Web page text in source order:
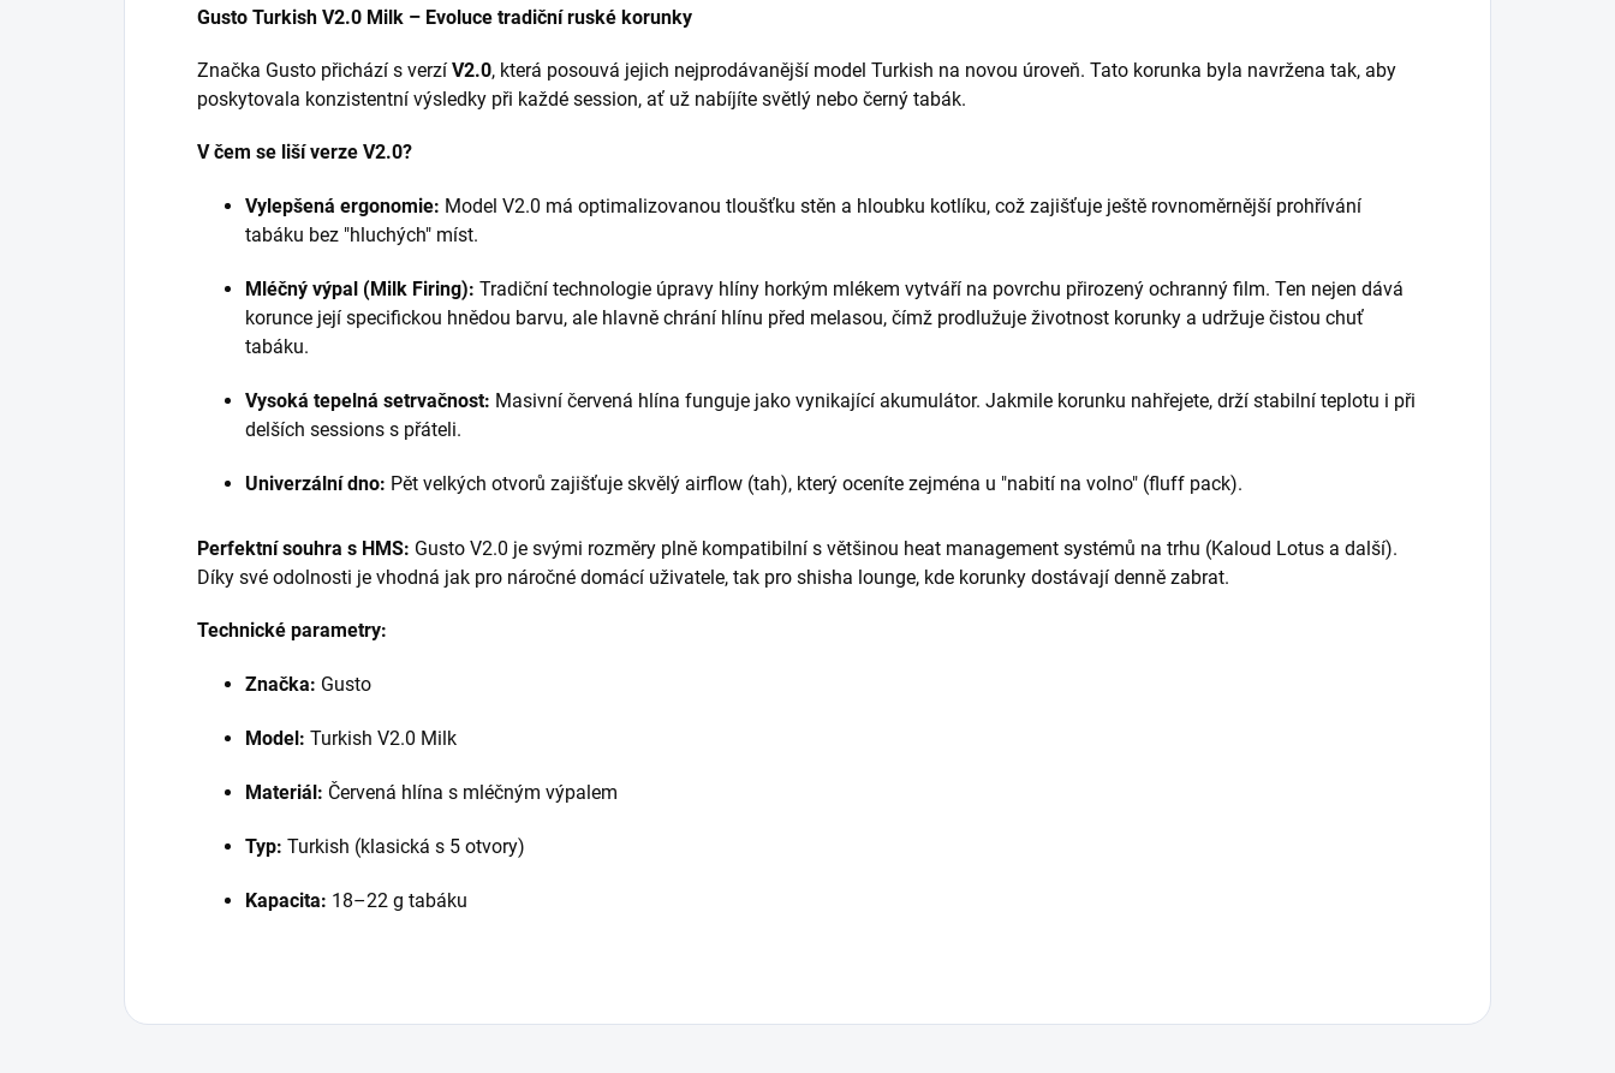
Gusto Turkish V2.0 Milk – Evoluce tradiční ruské korunky
Značka Gusto přichází s verzí V2.0, která posouvá jejich nejprodávanější model Turkish na novou úroveň. Tato korunka byla navržena tak, aby
poskytovala konzistentní výsledky při každé session, ať už nabíjíte světlý nebo černý tabák.
V čem se liší verze V2.0?
Vylepšená ergonomie: Model V2.0 má optimalizovanou tloušťku stěn a hloubku kotlíku, což zajišťuje ještě rovnoměrnější prohřívání
tabáku bez "hluchých" míst.
Mléčný výpal (Milk Firing): Tradiční technologie úpravy hlíny horkým mlékem vytváří na povrchu přirozený ochranný film. Ten nejen dává
korunce její specifickou hnědou barvu, ale hlavně chrání hlínu před melasou, čímž prodlužuje životnost korunky a udržuje čistou chuť
tabáku.
Vysoká tepelná setrvačnost: Masivní červená hlína funguje jako vynikající akumulátor. Jakmile korunku nahřejete, drží stabilní teplotu i při
delších sessions s přáteli.
Univerzální dno: Pět velkých otvorů zajišťuje skvělý airflow (tah), který oceníte zejména u "nabití na volno" (fluff pack).
Perfektní souhra s HMS: Gusto V2.0 je svými rozměry plně kompatibilní s většinou heat management systémů na trhu (Kaloud Lotus a další).
Díky své odolnosti je vhodná jak pro náročné domácí uživatele, tak pro shisha lounge, kde korunky dostávají denně zabrat.
Technické parametry:
Značka: Gusto
Model: Turkish V2.0 Milk
Materiál: Červená hlína s mléčným výpalem
Typ: Turkish (klasická s 5 otvory)
Kapacita: 18–22 g tabáku